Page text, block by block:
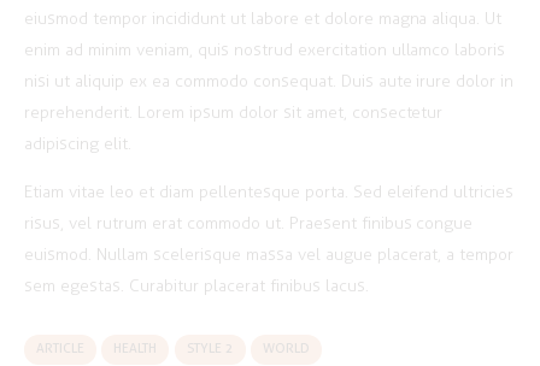
eiusmod tempor incididunt ut labore et dolore magna aliqua. Ut
enim ad minim veniam, quis nostrud exercitation ullamco laboris
nisi ut aliquip ex ea commodo consequat. Duis aute irure dolor in
reprehenderit. Lorem ipsum dolor sit amet, consectetur
adipiscing elit.
Etiam vitae leo et diam pellentesque porta. Sed eleifend ultricies
risus, vel rutrum erat commodo ut. Praesent finibus congue
euismod. Nullam scelerisque massa vel augue placerat, a tempor
sem egestas. Curabitur placerat finibus lacus.
ARTICLE HEALTH STYLE 2 WORLD